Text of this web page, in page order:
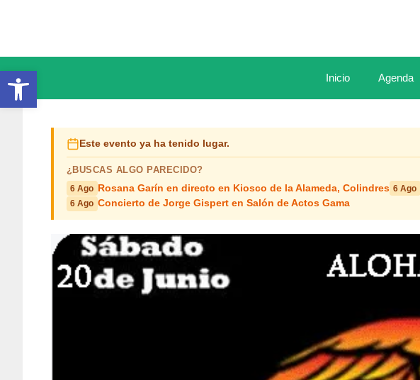
Abrir barra de herramientas Inicio Agenda
Este evento ya ha tenido lugar.
¿BUSCAS ALGO PARECIDO?
6 Ago Rosana Garín en directo en Kiosco de la Alameda, Colindres 6 Ago
6 Ago Concierto de Jorge Gispert en Salón de Actos Gama